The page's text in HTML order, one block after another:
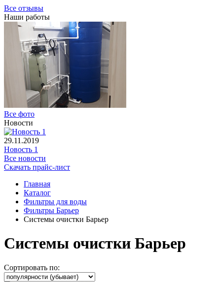
Все отзывы
Наши работы
Все фото
Новости
29.11.2019
Новость 1
Все новости
Скачать прайс-лист
Главная
Каталог
Фильтры для воды
Фильтры Барьер
Системы очистки Барьер
Системы очистки Барьер
Сортировать по: